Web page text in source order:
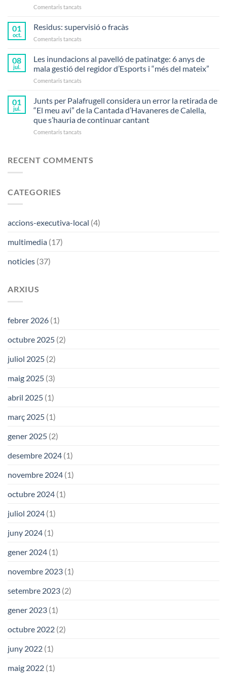
Junts
les
properes
Comentaris tancats
aconsegueix
gironines
puguin
per
a
transport
01
oct.
Residus: supervisió o fracàs
Comentaris tancats
supervisió
fracàs
08
jul.
Les inundacions al pavelló de patinatge: 6 anys de
mala gestió del regidor d’Esports i “més del mateix”
Comentaris tancats
inundacions
pavelló
de
de
“més
del
01
jul.
Junts per Palafrugell considera un error la retirada de
“El meu avi” de la Cantada d’Havaneres de Calella,
que s’hauria de continuar cantant
Comentaris tancats
Palafrugell
meu
RECENT COMMENTS
CATEGORIES
accions-executiva-local (4)
multimedia (17)
noticies (37)
ARXIUS
febrer 2026 (1)
octubre 2025 (2)
juliol 2025 (2)
maig 2025 (3)
abril 2025 (1)
març 2025 (1)
gener 2025 (2)
desembre 2024 (1)
novembre 2024 (1)
octubre 2024 (1)
juliol 2024 (1)
juny 2024 (1)
gener 2024 (1)
novembre 2023 (1)
setembre 2023 (2)
gener 2023 (1)
octubre 2022 (2)
juny 2022 (1)
maig 2022 (1)